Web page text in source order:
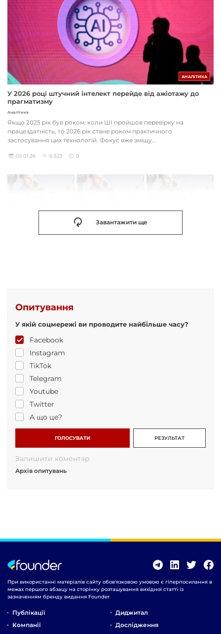
АНАЛІТИКА
У 2026 році штучний інтелект перейде від ажіотажу до
прагматизму
Аналітика
Якщо 2025 рік був роком, коли ШІ пройшов перевірку на
працездатність, то 2026 рік стане роком практичного
застосування цих технологій. Фокус вже зміщу...
02.01.26 6 523 0
Завантажити ще
Опитування
У якій соцмережі ви проводите найбільше часу?
Facebook
Instagram
TikTok
Telegram
Youtube
Twitter
А що це?
ГОЛОСУВАТИ РЕЗУЛЬТАТ
Залишити коментар
Архів опитувань
При використанні матеріалів сайту обов'язковою умовою є гіперпосилання в
межах першого абзацу на сторінку розташування вихідної статті із
зазначенням бренду видання Founder
Публікації
Компанії
Диджитал
Дослідження